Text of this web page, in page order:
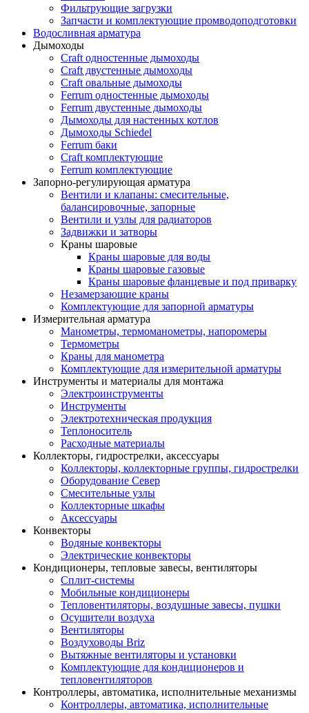
Фильтрующие загрузки
Запчасти и комплектующие промводоподготовки
Водосливная арматура
Дымоходы
Craft одностенные дымоходы
Craft двустенные дымоходы
Craft овальные дымоходы
Ferrum одностенные дымоходы
Ferrum двустенные дымоходы
Дымоходы для настенных котлов
Дымоходы Schiedel
Ferrum баки
Craft комплектующие
Ferrum комплектующие
Запорно-регулирующая арматура
Вентили и клапаны: смесительные,
балансировочные, запорные
Вентили и узлы для радиаторов
Задвижки и затворы
Краны шаровые
Краны шаровые для воды
Краны шаровые газовые
Краны шаровые фланцевые и под приварку
Незамерзающие краны
Комплектующие для запорной арматуры
Измерительная арматура
Манометры, термоманометры, напоромеры
Термометры
Краны для манометра
Комплектующие для измерительной арматуры
Инструменты и материалы для монтажа
Электроинструменты
Инструменты
Электротехническая продукция
Теплоноситель
Расходные материалы
Коллекторы, гидрострелки, аксессуары
Коллекторы, коллекторные группы, гидрострелки
Оборудование Север
Смесительные узлы
Коллекторные шкафы
Аксессуары
Конвекторы
Водяные конвекторы
Электрические конвекторы
Кондиционеры, тепловые завесы, вентиляторы
Сплит-системы
Мобильные кондиционеры
Тепловентиляторы, воздушные завесы, пушки
Осушители воздуха
Вентиляторы
Воздуховоды Briz
Вытяжные вентиляторы и установки
Комплектующие для кондиционеров и
тепловентиляторов
Контроллеры, автоматика, исполнительные механизмы
Контроллеры, автоматика, исполнительные